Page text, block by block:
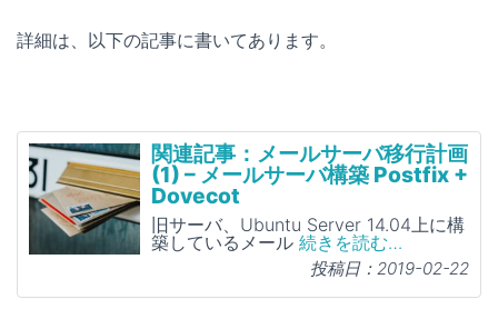
詳細は、以下の記事に書いてあります。
関連記事：メールサーバ移行計画
(1) – メールサーバ構築 Postfix +
Dovecot
旧サーバ、Ubuntu Server 14.04上に構
築しているメール 続きを読む…
投稿日：2019-02-22